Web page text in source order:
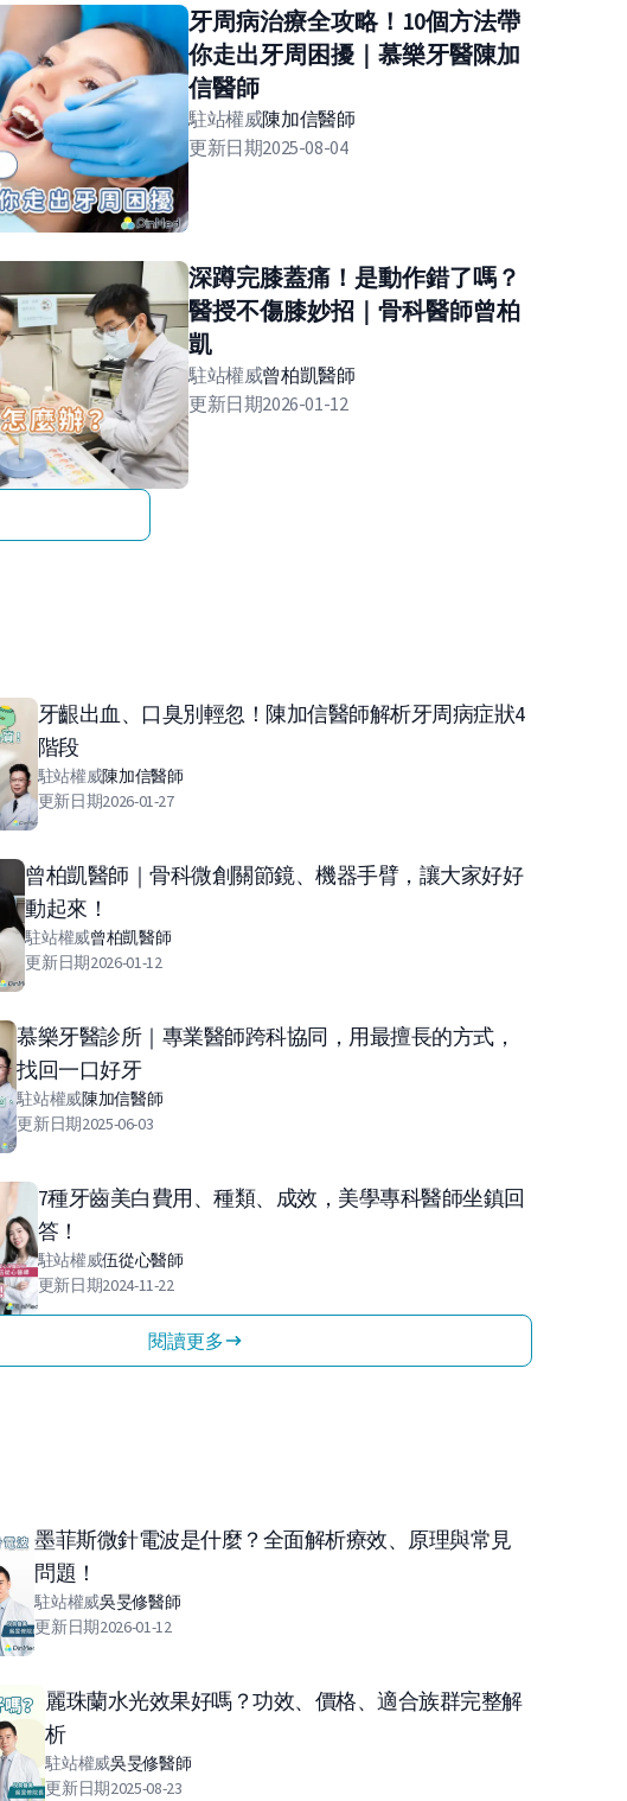
牙周病治療全攻略！10個方法帶
你走出牙周困擾｜慕樂牙醫陳加
信醫師
駐站權威陳加信醫師
更新日期2025-08-04
深蹲完膝蓋痛！是動作錯了嗎？
醫授不傷膝妙招｜骨科醫師曾柏
凱
駐站權威曾柏凱醫師
更新日期2026-01-12
牙齦出血、口臭別輕忽！陳加信醫師解析牙周病症狀4
階段
駐站權威陳加信醫師
更新日期2026-01-27
曾柏凱醫師｜骨科微創關節鏡、機器手臂，讓大家好好
動起來！
駐站權威曾柏凱醫師
更新日期2026-01-12
慕樂牙醫診所｜專業醫師跨科協同，用最擅長的方式，
找回一口好牙
駐站權威陳加信醫師
更新日期2025-06-03
7種牙齒美白費用、種類、成效，美學專科醫師坐鎮回
答！
駐站權威伍從心醫師
更新日期2024-11-22
閱讀更多
墨菲斯微針電波是什麼？全面解析療效、原理與常見
問題！
駐站權威吳旻修醫師
更新日期2026-01-12
麗珠蘭水光效果好嗎？功效、價格、適合族群完整解
析
駐站權威吳旻修醫師
更新日期2025-08-23